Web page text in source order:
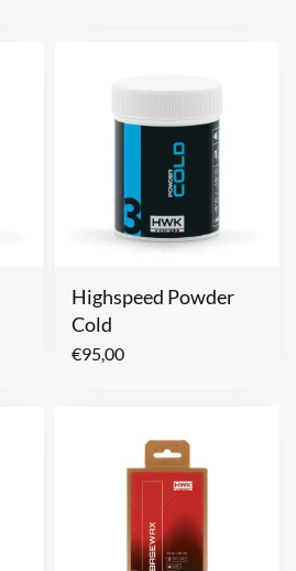
Highspeed Powder
Cold
€95,00